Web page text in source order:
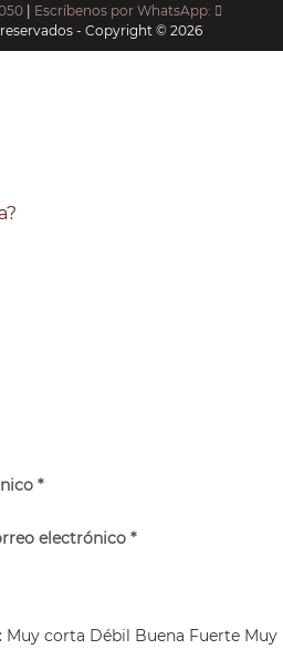
| Escríbenos por WhatsApp:
- Copyright © 2026
*
electrónico *
Muy corta Débil Buena Fuerte Muy